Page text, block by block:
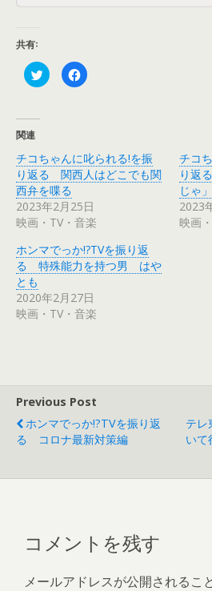
共有:
ク
リ
t
t
e
r
で
共
有
(
し
い
ウ
ィ
ド
ウ
で
開
F
a
共
有
す
る
は
ク
リ
ク
し
て
く
さ
い
(
新
で
開
き
ま
す
)
関連
チコちゃんに叱られる!を振
り返る 関西人はどこでも関
西弁を喋る
2023年2月25日
映画・TV・音楽
チコ
り返
じゃ
2023
映画
ホンマでっか!?TVを振り返
る 特殊能力を持つ男 はや
とも
2020年2月27日
映画・TV・音楽
Previous Post
ホンマでっか!?TVを振り返
る コロナ最新対策編
テレ
いて
コメントを残す
メールアドレスが公開されるこ